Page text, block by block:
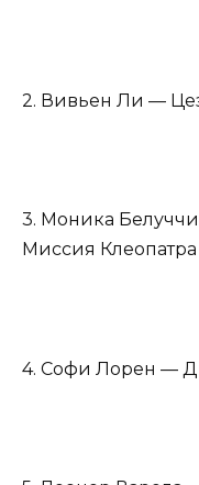
2. Вивьен Ли —
3. Моника
Миссия Клеопатра
4. Софи Лорен —